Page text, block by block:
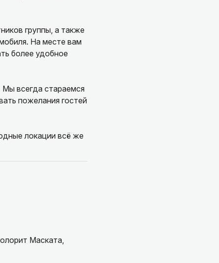
группы, а также
На месте вам
более удобное
всегда стараемся
пожелания гостей
локации всё же
Маската,